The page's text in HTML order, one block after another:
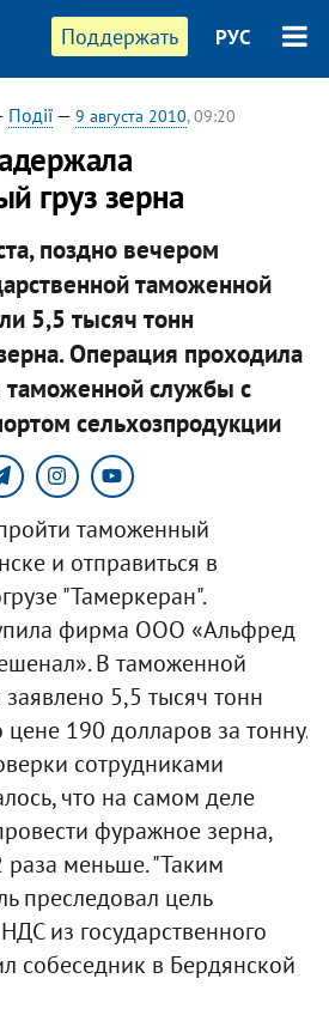
Поддержать РУС
Події— 9 августа 2010, 09:20
груз зерна
поздно вечером
таможенной
5,5 тысяч тонн
Операция проходила
службы с
сельхозпродукции
таможенный
и отправиться в
"Тамеркеран".
фирма ООО «Альфред
В таможенной
5,5 тысяч тонн
цене 190 долларов за тонну.
сотрудниками
что на самом деле
фуражное зерна,
раза меньше. "Таким
преследовал цель
из государственного
собеседник в Бердянской